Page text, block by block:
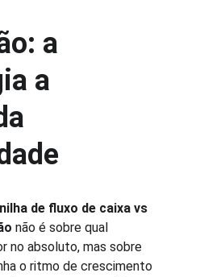
a
a
de fluxo de caixa vs
não é sobre qual
no absoluto, mas sobre
o ritmo de crescimento